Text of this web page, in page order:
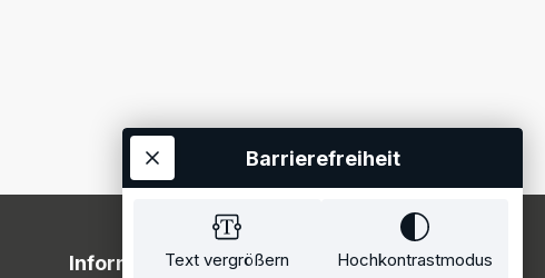
InformationText vergrößern Hochkontrastmodus
Barrierefreiheit